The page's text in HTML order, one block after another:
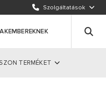
Szolgáltatások
TERMÉKET